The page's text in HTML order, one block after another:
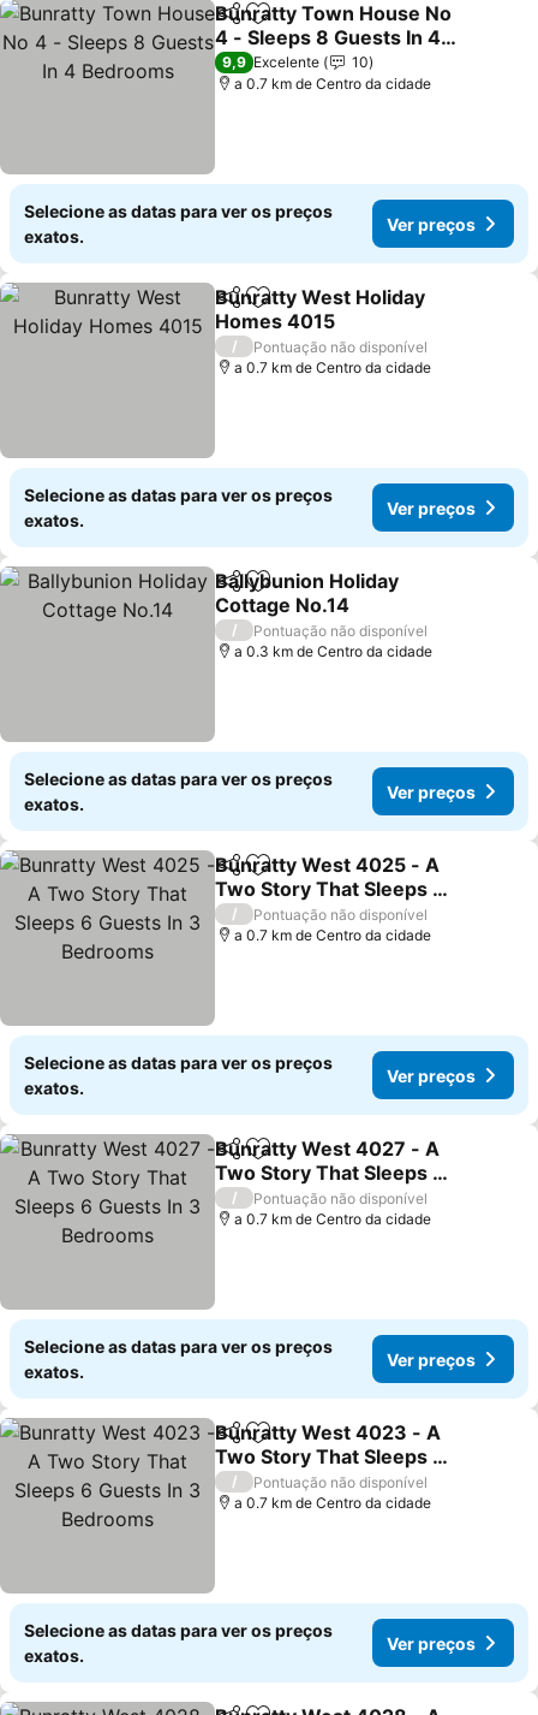
PartilharAdicionar aos favoritos
Bunratty Town House No
4 - Sleeps 8 Guests In 4
Bedrooms
Ver preços
9,9 Excelente
10
a 0.7 km de Centro da cidade
Selecione as datas para ver os preços
exatos.
Ver preços
PartilharAdicionar aos favoritos
Bunratty West Holiday
Homes 4015
Ver preços
/
Pontuação não disponível
a 0.7 km de Centro da cidade
Selecione as datas para ver os preços
exatos.
Ver preços
PartilharAdicionar aos favoritos
Ballybunion Holiday
Cottage No.14
Ver preços
/
Pontuação não disponível
a 0.3 km de Centro da cidade
Selecione as datas para ver os preços
exatos.
Ver preços
PartilharAdicionar aos favoritos
Bunratty West 4025 - A
Two Story That Sleeps 6
Guests In 3 Bedrooms
Ver preços
/
Pontuação não disponível
a 0.7 km de Centro da cidade
Selecione as datas para ver os preços
exatos.
Ver preços
PartilharAdicionar aos favoritos
Bunratty West 4027 - A
Two Story That Sleeps 6
Guests In 3 Bedrooms
Ver preços
/
Pontuação não disponível
a 0.7 km de Centro da cidade
Selecione as datas para ver os preços
exatos.
Ver preços
PartilharAdicionar aos favoritos
Bunratty West 4023 - A
Two Story That Sleeps 6
Guests In 3 Bedrooms
Ver preços
/
Pontuação não disponível
a 0.7 km de Centro da cidade
Selecione as datas para ver os preços
exatos.
Ver preços